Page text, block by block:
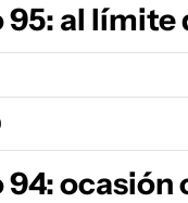
al límite
ocasión